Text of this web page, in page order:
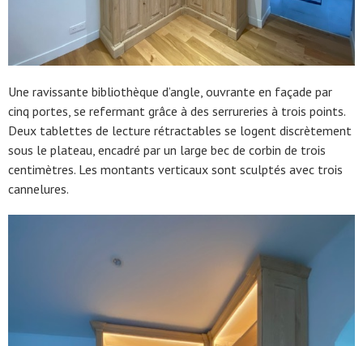
Une ravissante bibliothèque d’angle, ouvrante en façade par
cinq portes, se refermant grâce à des serrureries à trois points.
Deux tablettes de lecture rétractables se logent discrètement
sous le plateau, encadré par un large bec de corbin de trois
centimètres. Les montants verticaux sont sculptés avec trois
cannelures.